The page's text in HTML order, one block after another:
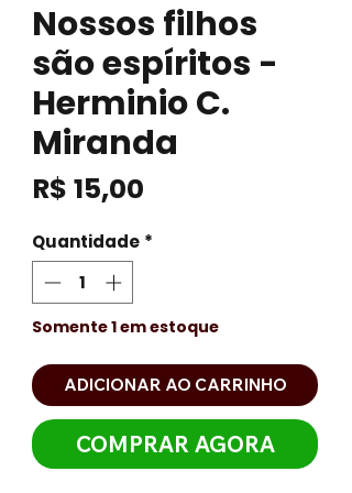
Nossos filhos
são espíritos -
Herminio C.
Miranda
R$ 15,00
Quantidade *
Somente 1 em estoque
ADICIONAR AO CARRINHO
COMPRAR AGORA